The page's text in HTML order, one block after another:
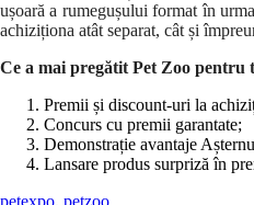
ușoară a rumegușului format în
achiziționa atât separat, cât și
Ce a mai pregătit Pet Zoo pentru
Premii și discount-uri la
Concurs cu premii garantate;
Demonstrație avantaje
Lansare produs surpriză în